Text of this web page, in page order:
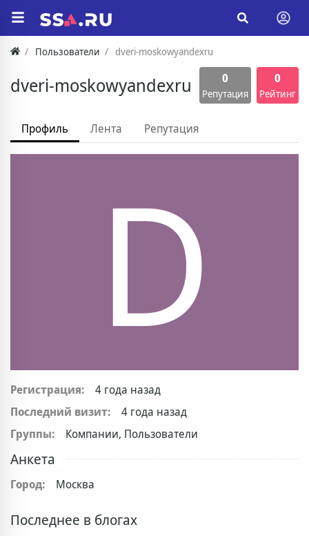
Пользователи dveri-moskowyandexru
dveri-moskowyandexru 0
Репутация
0
Рейтинг
Профиль Лента Репутация
D
Регистрация:
4 года назад
Последний визит:
4 года назад
Группы:
Компании, Пользователи
Анкета
Город: Москва
Последнее в блогах